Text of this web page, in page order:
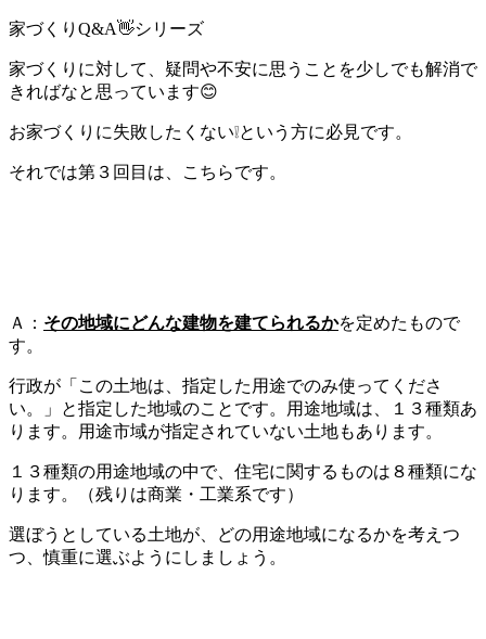
家づくりQ&A👋シリーズ
家づくりに対して、疑問や不安に思うことを少しでも解消で
きればなと思っています😊
お家づくりに失敗したくない❕という方に必見です。
それでは第３回目は、こちらです。
Ａ： その地域にどんな建物を建てられるかを定めたもので
す。
行政が「この土地は、指定した用途でのみ使ってくださ
い。」と指定した地域のことです。用途地域は、１３種類あ
ります。用途市域が指定されていない土地もあります。
１３種類の用途地域の中で、 住宅に関するものは８種類にな
ります。（残りは商業・工業系です）
選ぼうとしている土地が、どの用途地域になるかを考えつ
つ、慎重に選ぶようにしましょう。